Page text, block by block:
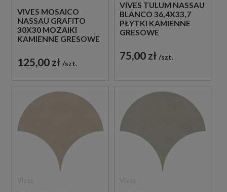
VIVES MOSAICO
NASSAU GRAFITO
30X30 MOZAIKI
KAMIENNE GRESOWE
125,00 zł szt.
VIVES TULUM NASSAU
BLANCO 36,4X33,7
PŁYTKI KAMIENNE
GRESOWE
75,00 zł szt.